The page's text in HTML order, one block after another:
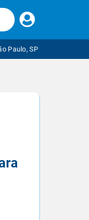
Faça
seu
Paulo, SP